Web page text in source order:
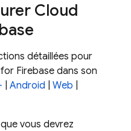
Cloud
détaillées pour
Firebase dans son
Android Web
vous devrez